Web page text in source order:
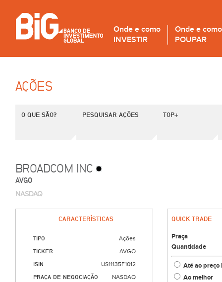
Onde e como
INVESTIR
Onde e como
POUPAR
AÇÕES
O QUE SÃO? PESQUISAR AÇÕES TOP+
BROADCOM INC
AVGO
NASDAQ
CARACTERÍSTICAS
TIPO Ações
TICKER AVGO
ISIN US11135F1012
PRAÇA DE NEGOCIAÇÃO NASDAQ
QUICK TRADE
Praça
Quantidade
Até ao
Ao melhor